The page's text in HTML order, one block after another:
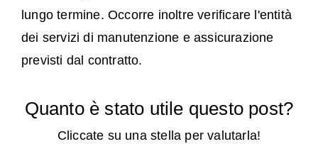
lungo termine. Occorre inoltre verificare l'entità
dei servizi di manutenzione e assicurazione
previsti dal contratto.
Quanto è stato utile questo post?
Cliccate su una stella per valutarla!